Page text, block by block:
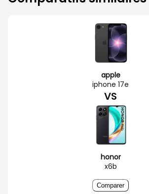
apple
iphone 17e
VS
honor
x6b
Comparer